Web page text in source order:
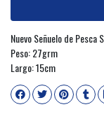
Nuevo Señuelo de Pesca
Peso: 27grm
Largo: 15cm